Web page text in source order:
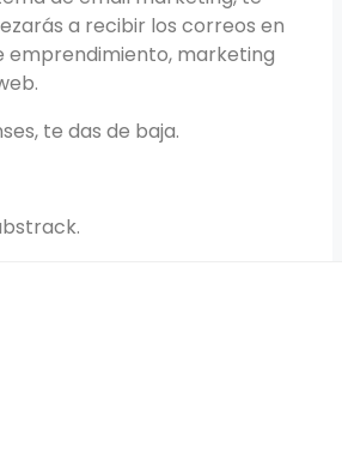
a recibir los correos en
emprendimiento, marketing
te das de baja.